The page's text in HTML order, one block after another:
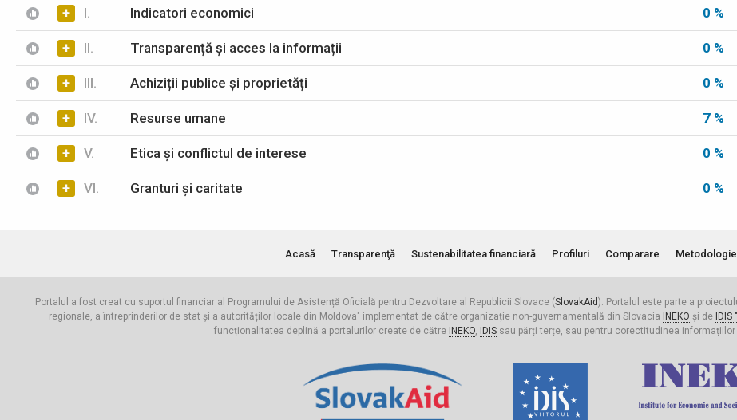
+ I. Indicatori economici 0 %
+ II. Transparență și acces la informații 0 %
+ III. Achiziții publice și proprietăți 0 %
+ IV. Resurse umane 7 %
+ V. Etica și conflictul de interese 0 %
+ VI. Granturi și caritate 0 %
Acasă Transparenţă Sustenabilitatea financiară Profiluri Comparare Metodologie
Portalul a fost creat cu suportul financiar al Programului de Asistență Oficială pentru Dezvoltare al Republicii Slovace (SlovakAid ). Portalul este parte a
regionale, a întreprinderilor de stat și a autorităților locale din Moldova" implementat de către organizație non-guvernamentală din Slovacia
INEKO și de
funcționalitatea deplină a portalurilor create de către INEKO, IDISsau părți terțe, sau pentru corectitudinea informațiilor